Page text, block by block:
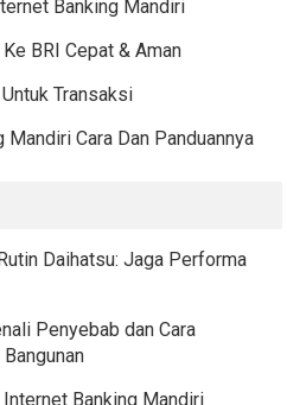
Banking Mandiri
BRI Cepat & Aman
Transaksi
Cara Dan Panduannya
Daihatsu: Jaga Performa
Penyebab dan Cara
Banking Mandiri